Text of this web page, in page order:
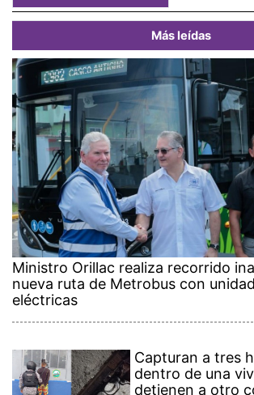
Más leídas
Ministro Orillac realiza recorrido
nueva ruta de Metrobus con
eléctricas
Capturan a tres
dentro de una
detienen a otro